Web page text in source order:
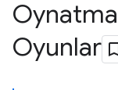
Oyunlar